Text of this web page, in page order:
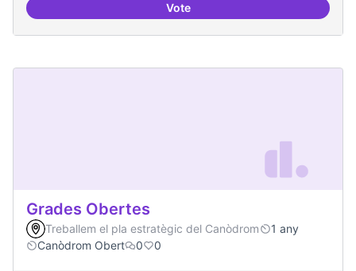
VoteGrupos de trabajo para impulsar
Grades Obertes
Treballem el pla estratègic del Canòdrom
1 any
Canòdrom Obert
0 0